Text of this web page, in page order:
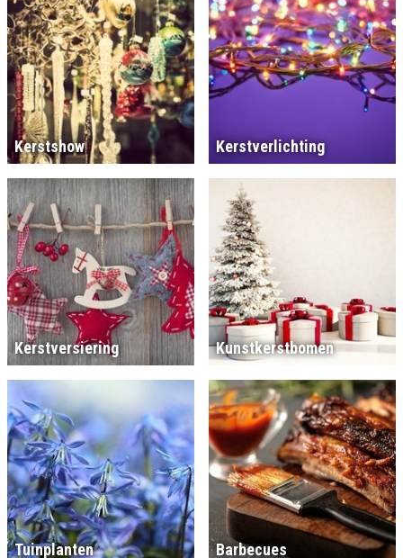
Kerstshow Kerstverlichting
Kerstversiering Kunstkerstbomen
Tuinplanten Barbecues